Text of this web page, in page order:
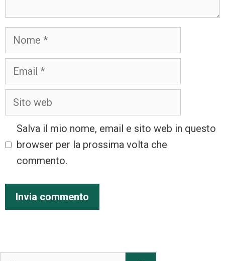
Salva il mio nome, email e sito web in questo
browser per la prossima volta che
commento.